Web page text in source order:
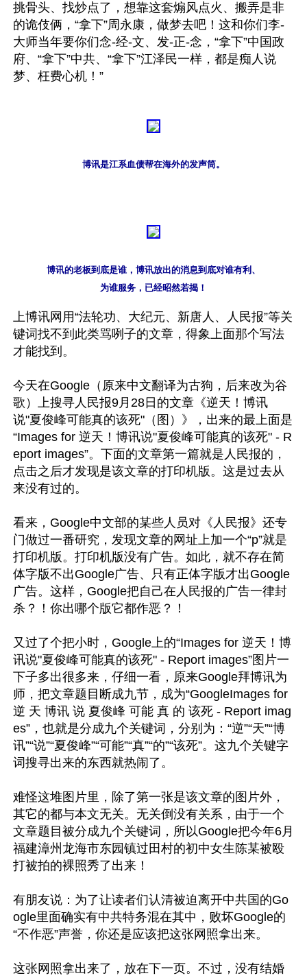
挑骨头、找炒点了，想靠这套煽风点火、搬弄是非
的诡伎俩，“拿下”周永康，做梦去吧！这和你们李-
大师当年要你们念-经-文、发-正-念，“拿下”中国政
府、“拿下”中共、“拿下”江泽民一样，都是痴人说
梦、枉费心机！”
博讯是江系血债帮在海外的发声筒。
博讯的老板到底是谁，博讯放出的消息到底对谁有利、
为谁服务，已经昭然若揭！
上博讯网用“法轮功、大纪元、新唐人、人民报”等关
键词找不到此类骂咧子的文章，得象上面那个写法
才能找到。
今天在Google（原来中文翻译为古狗，后来改为谷
歌）上搜寻人民报9月28日的文章《逆天！博讯
说"夏俊峰可能真的该死"（图）》，出来的最上面是
“Images for 逆天！博讯说"夏俊峰可能真的该死" - R
eport images”。下面的文章第一篇就是人民报的，
点击之后才发现是该文章的打印机版。这是过去从
来没有过的。
看来，Google中文部的某些人员对《人民报》还专
门做过一番研究，发现文章的网址上加一个“p”就是
打印机版。打印机版没有广告。如此，就不存在简
体字版不出Google广告、只有正体字版才出Google
广告。这样，Google把自己在人民报的广告一律封
杀？！你出哪个版它都作恶？！
又过了个把小时，Google上的“Images for 逆天！博
讯说"夏俊峰可能真的该死" - Report images”图片一
下子多出很多来，仔细一看，原来Google拜博讯为
师，把文章题目断成九节，成为“GoogleImages for
逆 天 博讯 说 夏俊峰 可能 真 的 该死 - Report imag
es”，也就是分成九个关键词，分别为：“逆”“天”“博
讯”“说”“夏俊峰”“可能”“真”“的”“该死”。这九个关键字
词搜寻出来的东西就热闹了。
难怪这堆图片里，除了第一张是该文章的图片外，
其它的都与本文无关。无关倒没有关系，由于一个
文章题目被分成九个关键词，所以Google把今年6月
福建漳州龙海市东园镇过田村的初中女生陈某被殴
打被拍的裸照秀了出来！
有朋友说：为了让读者们认清被迫离开中共国的Go
ogle里面确实有中共特务混在其中，败坏Google的
“不作恶”声誉，你还是应该把这张网照拿出来。
这张网照拿出来了，放在下一页。不过，没有结婚